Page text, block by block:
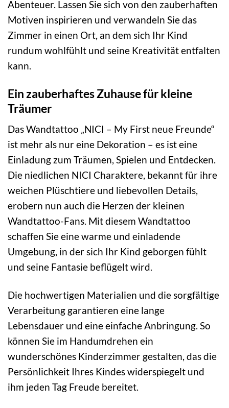
Abenteuer. Lassen Sie sich von den zauberhaften
Motiven inspirieren und verwandeln Sie das
Zimmer in einen Ort, an dem sich Ihr Kind
rundum wohlfühlt und seine Kreativität entfalten
kann.
Ein zauberhaftes Zuhause für kleine
Träumer
Das Wandtattoo „NICI – My First neue Freunde“
ist mehr als nur eine Dekoration – es ist eine
Einladung zum Träumen, Spielen und Entdecken.
Die niedlichen NICI Charaktere, bekannt für ihre
weichen Plüschtiere und liebevollen Details,
erobern nun auch die Herzen der kleinen
Wandtattoo-Fans. Mit diesem Wandtattoo
schaffen Sie eine warme und einladende
Umgebung, in der sich Ihr Kind geborgen fühlt
und seine Fantasie beflügelt wird.
Die hochwertigen Materialien und die sorgfältige
Verarbeitung garantieren eine lange
Lebensdauer und eine einfache Anbringung. So
können Sie im Handumdrehen ein
wunderschönes Kinderzimmer gestalten, das die
Persönlichkeit Ihres Kindes widerspiegelt und
ihm jeden Tag Freude bereitet.